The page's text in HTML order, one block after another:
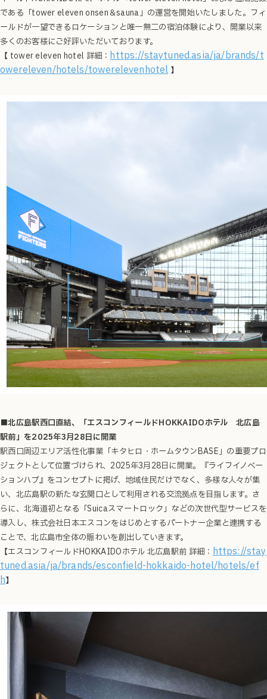
である「tower eleven onsen＆sauna」の運営を開始いたしました。フィ
ールドが一望できるロケーションと唯一無二の宿泊体験により、開業以来
多くのお客様にご好評いただいております。
【 tower eleven hotel 詳細：https://staytuned.asia/ja/brands/t
owereleven/hotels/towerelevenhotel】
■北広島駅西口直結、「エスコンフィールドHOKKAIDOホテル 北広島
駅前」を2025年3月28日に開業
駅西口周辺エリア活性化事業「キタヒロ・ホームタウンBASE」の重要プロ
ジェクトとして位置づけられ、2025年3月28日に開業。『ライフイノベー
ションハブ』をコンセプトに掲げ、地域住民だけでなく、多様な人々が集
い、北広島駅の新たな玄関口として利用される交流拠点を目指します。さ
らに、北海道初となる「Suicaスマートロック」などの次世代型サービスを
導入し、株式会社日本エスコンをはじめとするパートナー企業と連携する
ことで、北広島市全体の賑わいを創出していきます。
【エスコンフィールドHOKKAIDOホテル 北広島駅前 詳細： https://stay
tuned.asia/ja/brands/esconfield-hokkaido-hotel/hotels/ef
h】